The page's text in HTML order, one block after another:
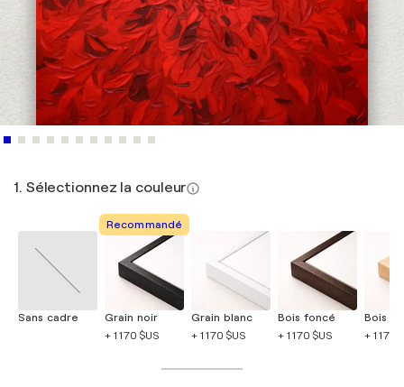
1. Sélectionnez la couleur
Sans cadre
Recommandé
Grain noir
+ 1 170 $US
Grain blanc
+ 1 170 $US
Bois foncé
+ 1 170 $US
Bois
+ 1 170